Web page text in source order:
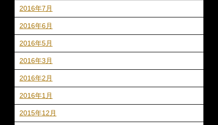
2016年7月
2016年6月
2016年5月
2016年3月
2016年2月
2016年1月
2015年12月